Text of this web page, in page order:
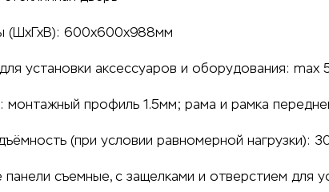
(ШхГхВ): 600х600х988мм
установки аксессуаров и оборудования: max
монтажный профиль 1.5мм; рама и рамка
(при условии равномерной нагрузки):
съемные, с защелками и отверстием для